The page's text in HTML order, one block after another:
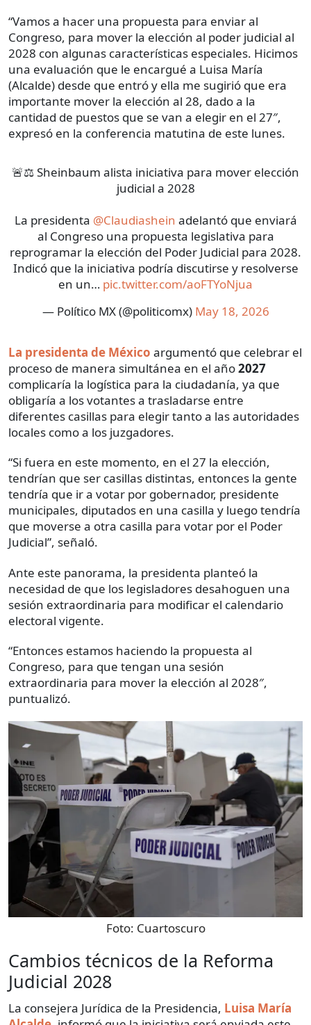
“Vamos a hacer una propuesta para enviar al
Congreso, para mover la elección al poder judicial al
2028 con algunas características especiales. Hicimos
una evaluación que le encargué a Luisa María
(Alcalde) desde que entró y ella me sugirió que era
importante mover la elección al 28, dado a la
cantidad de puestos que se van a elegir en el 27″,
expresó en la conferencia matutina de este lunes.
🚨⚖️ Sheinbaum alista iniciativa para mover elección
judicial a 2028
La presidenta @Claudiashein adelantó que enviará
al Congreso una propuesta legislativa para
reprogramar la elección del Poder Judicial para 2028.
Indicó que la iniciativa podría discutirse y resolverse
en un… pic.twitter.com/aoFTYoNjua
— Político MX (@politicomx) May 18, 2026
La presidenta de México argumentó que celebrar el
proceso de manera simultánea en el año2027
complicaría la logística para la ciudadanía, ya que
obligaría a los votantes a trasladarse entre
diferentes casillas para elegir tanto a las autoridades
locales como a los juzgadores.
“Si fuera en este momento, en el 27 la elección,
tendrían que ser casillas distintas, entonces la gente
tendría que ir a votar por gobernador, presidente
municipales, diputados en una casilla y luego tendría
que moverse a otra casilla para votar por el Poder
Judicial”, señaló.
Ante este panorama, la presidenta planteó la
necesidad de que los legisladores desahoguen una
sesión extraordinaria para modificar el calendario
electoral vigente.
“Entonces estamos haciendo la propuesta al
Congreso, para que tengan una sesión
extraordinaria para mover la elección al 2028″,
puntualizó.
Foto: Cuartoscuro
Cambios técnicos de la Reforma
Judicial 2028
La consejera Jurídica de la Presidencia, Luisa María